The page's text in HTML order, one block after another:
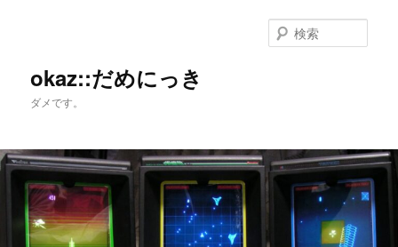
へ
移
okaz::だめにっき
ダメです。
索